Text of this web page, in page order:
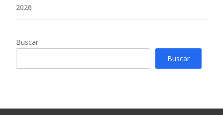
2026
Buscar
Buscar